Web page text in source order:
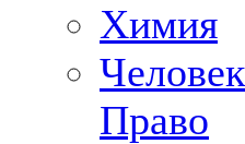
Химия
Право